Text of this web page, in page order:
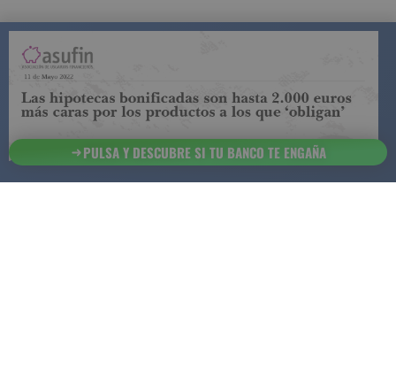
COMPARADOR DE SEGUROS DE VIDASUJETO A LA
REGULACIÓN DE LA DIRECCIÓN GENERAL DE
SEGUROS
ESTA ES LAINFORMACIÓNSOBRE
91 218 93 299 Contacto
PULSA Y DESCUBRE SI TU BANCO TE ENGAÑA